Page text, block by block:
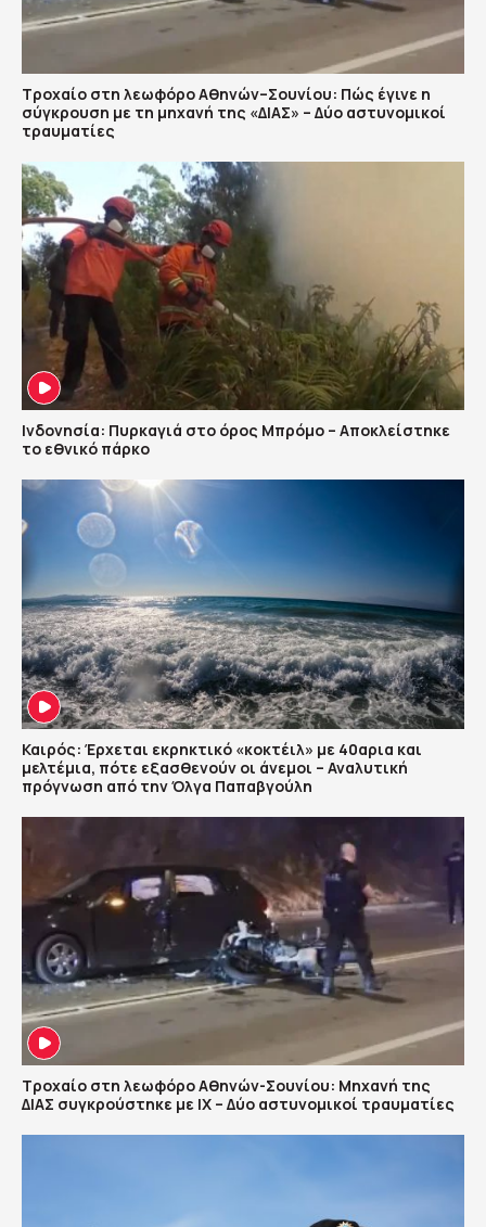
Τροχαίο στη λεωφόρο Αθηνών–Σουνίου: Πώς έγινε η
σύγκρουση με τη μηχανή της «ΔΙΑΣ» – Δύο αστυνομικοί
τραυματίες
Ινδονησία: Πυρκαγιά στο όρος Μπρόμο – Αποκλείστηκε
το εθνικό πάρκο
Καιρός: Έρχεται εκρηκτικό «κοκτέιλ» με 40αρια και
μελτέμια, πότε εξασθενούν οι άνεμοι – Αναλυτική
πρόγνωση από την Όλγα Παπαβγούλη
Τροχαίο στη λεωφόρο Αθηνών-Σουνίου: Μηχανή της
ΔΙΑΣ συγκρούστηκε με ΙΧ – Δύο αστυνομικοί τραυματίες